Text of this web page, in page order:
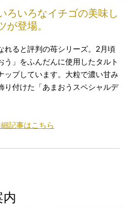
ろいろなイチゴの美味し
が登場。
れると評判の苺シリーズ。2月頃
う」をふんだんに使用したタルト
ップしています。大粒で濃い甘み
り付けた「あまおうスペシャルデ
記事はこちら